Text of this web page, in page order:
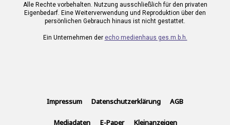
Alle Rechte vorbehalten. Nutzung ausschließlich für den privaten
Eigenbedarf. Eine Weiterverwendung und Reproduktion über den
persönlichen Gebrauch hinaus ist nicht gestattet.
Ein Unternehmen der echo medienhaus ges.m.b.h.
Impressum Datenschutzerklärung AGB
Mediadaten E-Paper Kleinanzeigen